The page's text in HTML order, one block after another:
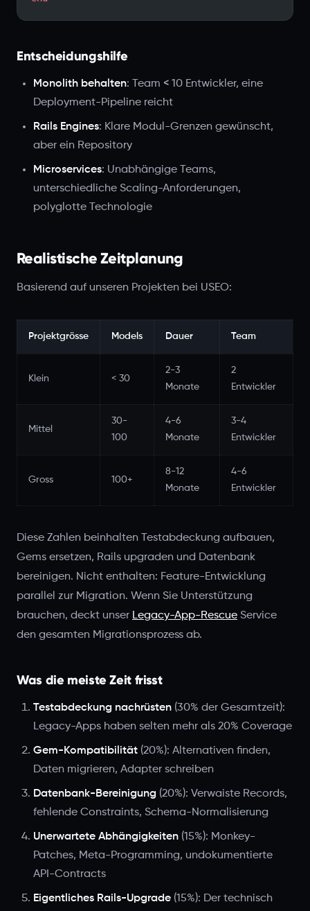
Entscheidungshilfe
Monolith behalten: Team < 10 Entwickler, eine
Deployment-Pipeline reicht
Rails Engines: Klare Modul-Grenzen gewünscht,
aber ein Repository
Microservices: Unabhängige Teams,
unterschiedliche Scaling-Anforderungen,
polyglotte Technologie
Realistische Zeitplanung
Basierend auf unseren Projekten bei USEO:
Projektgrösse Models Dauer Team
Klein < 30
2-3
Monate
2
Entwickler
Mittel
30-
100
4-6
Monate
3-4
Entwickler
Gross 100+
8-12
Monate
4-6
Entwickler
Diese Zahlen beinhalten Testabdeckung aufbauen,
Gems ersetzen, Rails upgraden und Datenbank
bereinigen. Nicht enthalten: Feature-Entwicklung
parallel zur Migration. Wenn Sie Unterstützung
brauchen, deckt unser Legacy-App-Rescue Service
den gesamten Migrationsprozess ab.
Was die meiste Zeit frisst
Testabdeckung nachrüsten (30% der Gesamtzeit):
Legacy-Apps haben selten mehr als 20% Coverage
Gem-Kompatibilität (20%): Alternativen finden,
Daten migrieren, Adapter schreiben
Datenbank-Bereinigung (20%): Verwaiste Records,
fehlende Constraints, Schema-Normalisierung
Unerwartete Abhängigkeiten (15%): Monkey-
Patches, Meta-Programming, undokumentierte
API-Contracts
Eigentliches Rails-Upgrade (15%): Der technisch